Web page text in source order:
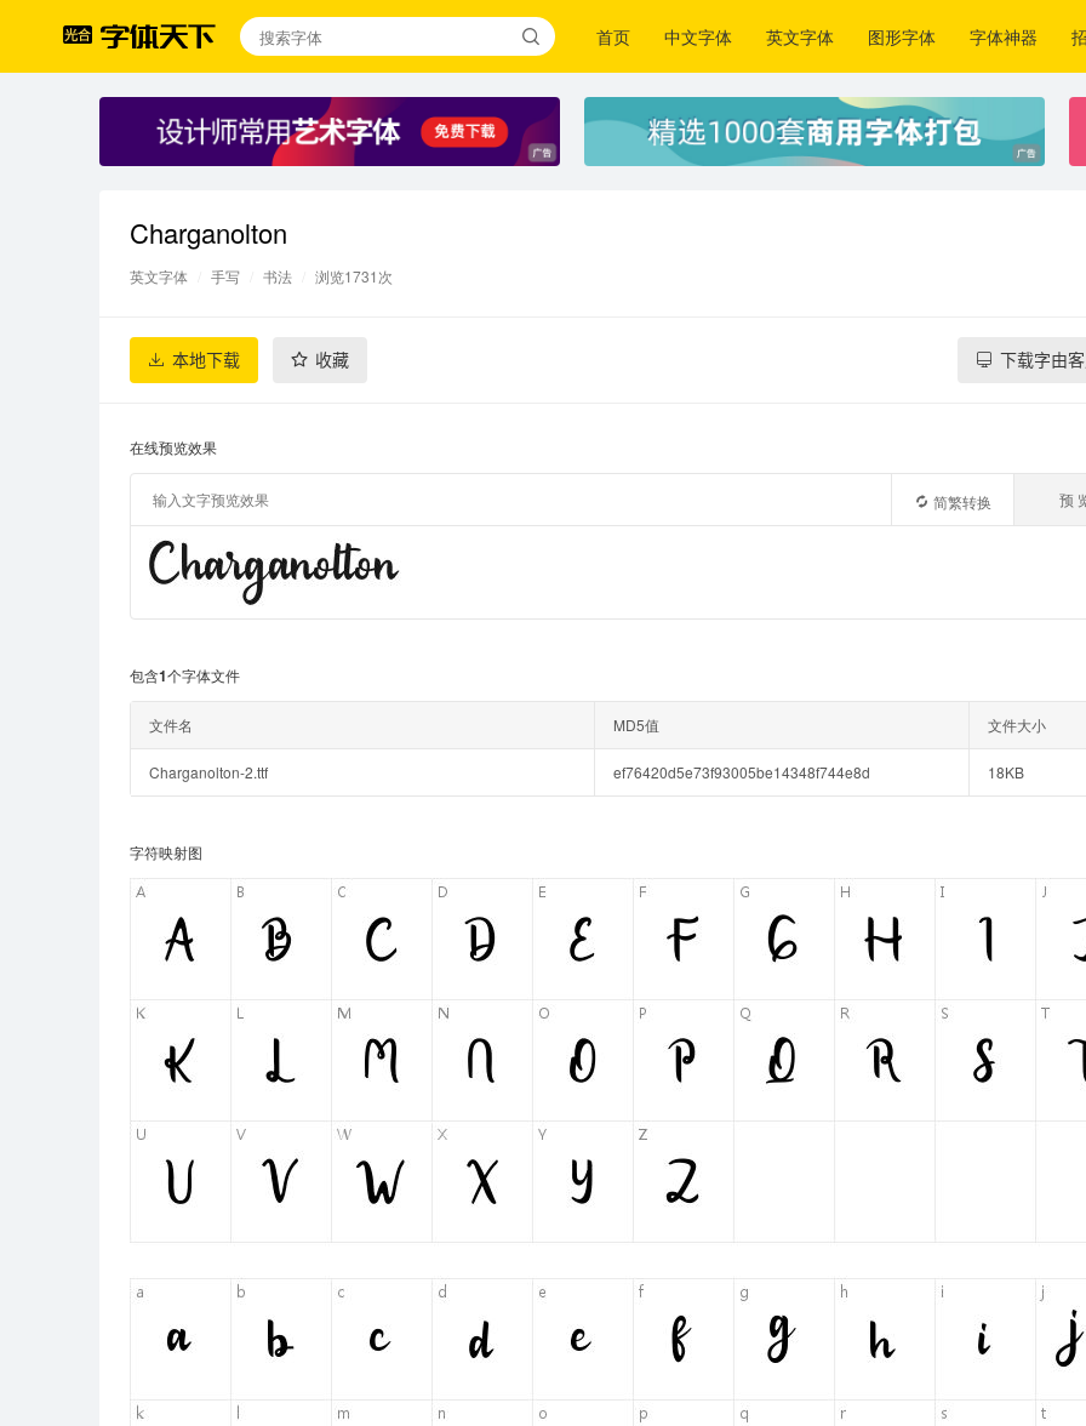
首页 中文字体 英文字体 图形字体 字体神器
Charganolton
英文字体 手写 书法 浏览1731次
本地下载 收藏 下载字由
在线预览效果
预
简繁转换
包含1个字体文件
文件名 MD5值 文件大小
Charganolton-2.ttf ef76420d5e73f93005be14348f744e8d 18KB
字符映射图